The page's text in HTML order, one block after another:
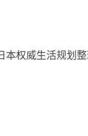
权威生活规划